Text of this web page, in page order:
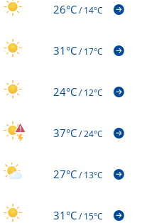
26°C/14°C
31°C/17°C
24°C/12°C
37°C/24°C
27°C/13°C
31°C/15°C